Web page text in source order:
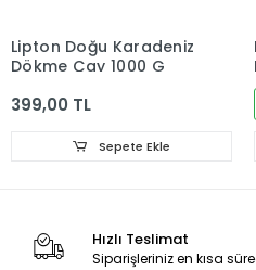
Lipton Doğu Karadeniz
Dökme Çay 1000 G
399,00 TL
Sepete Ekle
Hızlı Teslimat
Siparişleriniz en kısa